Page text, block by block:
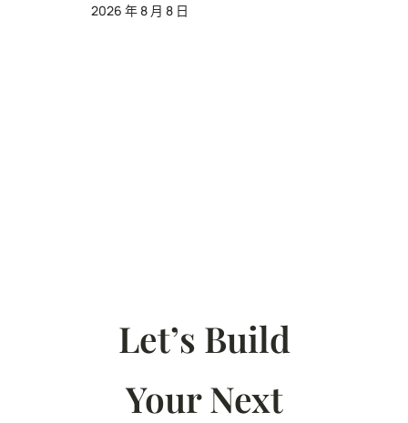
2026 年 8 月 8 日
Let’s Build
Your Next